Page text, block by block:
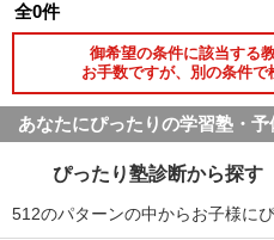
全0件
御希望の条件に該当する
お手数ですが、別の条件で
あなたにぴったりの学習塾・
ぴったり塾診断から探す
512のパターンの中からお子様に